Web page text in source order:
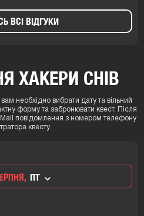
ВСІ ВІДГУКИ
ХАКЕРИ СНІВ
необхідно вибрати дату та вільний
форму та забронювати квест. Після
повідомлення з номером телефону
квесту.
ПТ